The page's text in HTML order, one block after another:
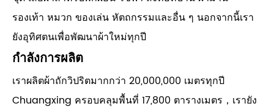
รองเท้า หมวก ของเล่น หัตถกรรมและอื่น ๆ นอกจากนี้เรา
ยังอุทิศตนเพื่อพัฒนาผ้าใหม่ทุกปี
กำลังการผลิต
เราผลิตผ้าถักวิปริตมากกว่า 20,000,000 เมตรทุกปี
Chuangxing ครอบคลุมพื้นที่ 17,800 ตารางเมตร，เรายัง